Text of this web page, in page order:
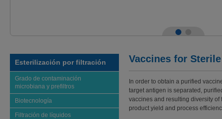
Esterilización por filtración
Grado de contaminación
microbiana y prefiltros
Biotecnología
Filtración de líquidos
Vaccines for
In order to obtain a purified
target antigen is separated,
vaccines and resulting diversity
product yield and process